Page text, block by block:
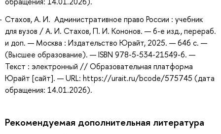
Стахов, А. И. Административное право России : учебник
для вузов / А. И. Стахов, П. И. Кононов. — 6-е изд., перераб.
и доп. — Москва : Издательство Юрайт, 2025. — 646 с. —
(Высшее образование). — ISBN 978-5-534-21549-6. —
Текст : электронный // Образовательная платформа
Юрайт [сайт]. — URL: https://urait.ru/bcode/575745 (дата
обращения: 14.01.2026).
Рекомендуемая дополнительная литература